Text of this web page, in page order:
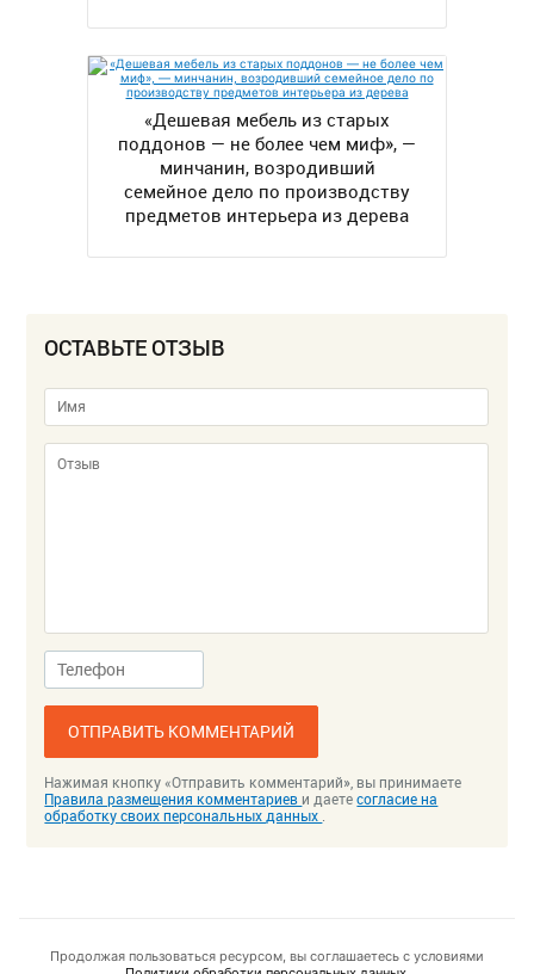
«Дешевая мебель из старых
поддонов — не более чем миф», —
минчанин, возродивший
семейное дело по производству
предметов интерьера из дерева
ОСТАВЬТЕ ОТЗЫВ
ОТПРАВИТЬ КОММЕНТАРИЙ
Нажимая кнопку «Отправить комментарий», вы принимаете
Правила размещения комментариев и даетесогласие на
обработку своих персональных данных .
Продолжая пользоваться ресурсом, вы соглашаетесь с условиями